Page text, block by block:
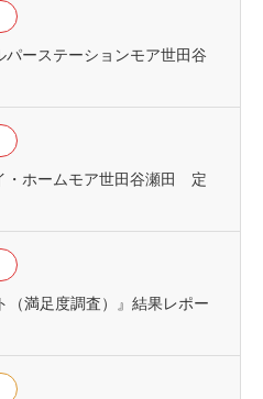
パーステーションモア世田谷
・ホームモア世田谷瀬田 定
（満足度調査）』結果レポー